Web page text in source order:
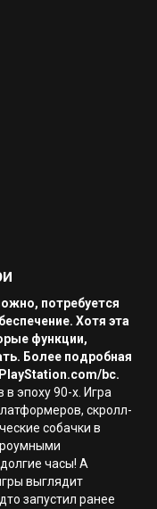
потребуется
Хотя эта
функции,
Более подробная
bc.
эпоху 90-х. Игра
скролл-
собачки в
часы! А
выглядит
запустил ранее